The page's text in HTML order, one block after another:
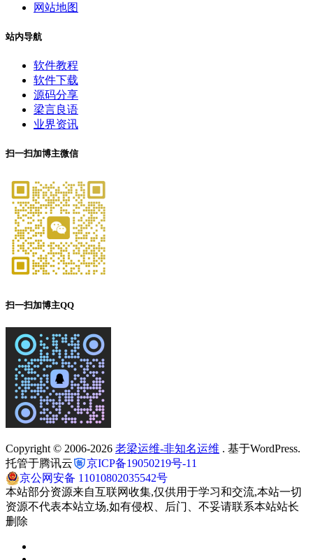
网站地图
站内导航
软件教程
软件下载
源码分享
梁言良语
业界资讯
扫一扫加博主微信
扫一扫加博主QQ
Copyright © 2006-2026 老梁运维-非知名运维 . 基于WordPress.
托管于腾讯云
京ICP备19050219号-11
京公网安备 11010802035542号
本站部分资源来自互联网收集,仅供用于学习和交流,本站一切
资源不代表本站立场,如有侵权、后门、不妥请联系本站站长
删除